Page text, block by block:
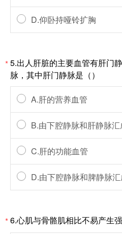
D.仰卧持哑铃扩胸
*5.出人肝脏的主要血管有肝门
脉，其中肝门静脉是（）
A.肝的营养血管
B.由下腔静脉和肝静脉
C.肝的功能血管
D.由下腔静脉和脾静脉
*6.心肌与骨骼肌相比不易产生